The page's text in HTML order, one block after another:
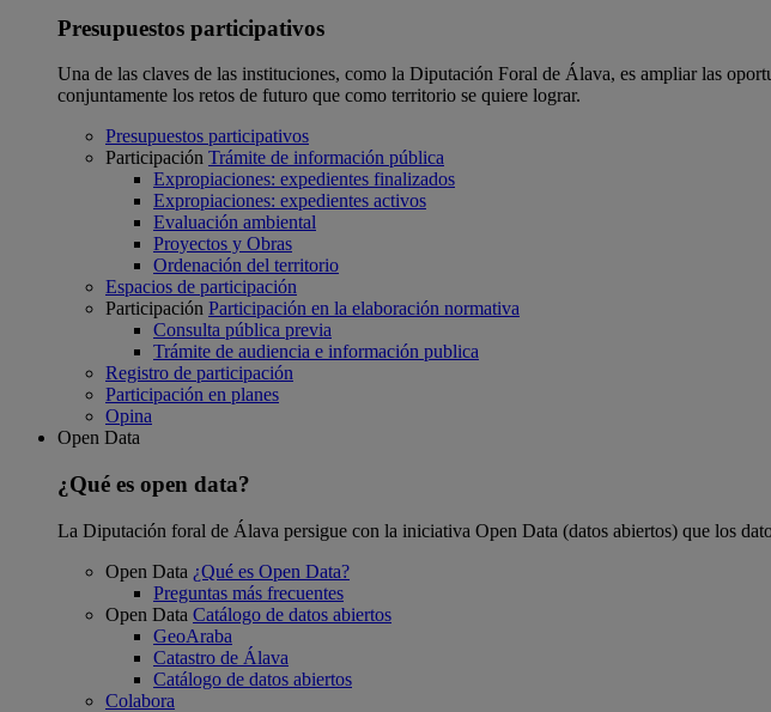
Presupuestos participativos
Una de las claves de las instituciones, como la Diputación Foral de Álava, es ampliar las
conjuntamente los retos de futuro que como territorio se quiere lograr.
Presupuestos participativos
Participación Trámite de información pública
Expropiaciones: expedientes finalizados
Expropiaciones: expedientes activos
Evaluación ambiental
Proyectos y Obras
Ordenación del territorio
Espacios de participación
Participación Participación en la elaboración normativa
Consulta pública previa
Trámite de audiencia e información publica
Registro de participación
Participación en planes
Opina
Open Data
¿Qué es open data?
La Diputación foral de Álava persigue con la iniciativa Open Data (datos abiertos) que los
Open Data ¿Qué es Open Data?
Preguntas más frecuentes
Open Data Catálogo de datos abiertos
GeoAraba
Catastro de Álava
Catálogo de datos abiertos
Colabora